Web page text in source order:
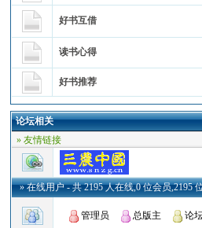
好书互借
读书心得
好书推荐
论坛相关
» 友情链接
» 在线用户- 共 2195 人在线,0 位会员,2195
管理员 总版主 论